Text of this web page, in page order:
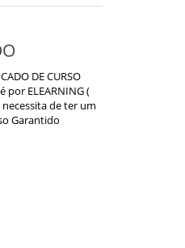
DE CURSO
por ELEARNING (
de ter um
Garantido